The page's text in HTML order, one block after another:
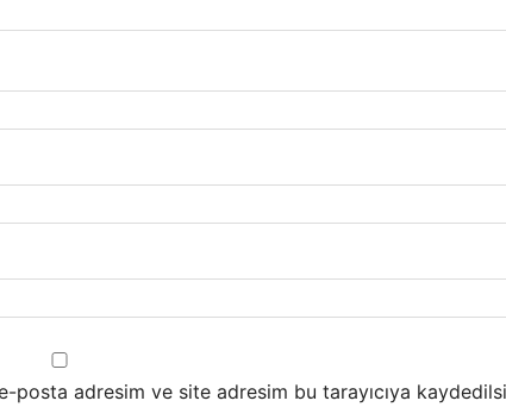
posta adresim ve site adresim bu tarayıcıya